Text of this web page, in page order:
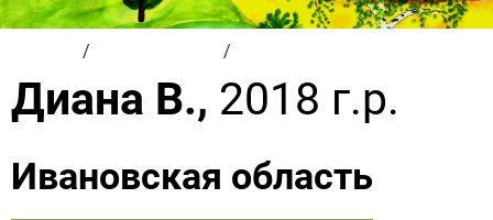
/ /
Диана В., 2018 г.р.
Ивановская область